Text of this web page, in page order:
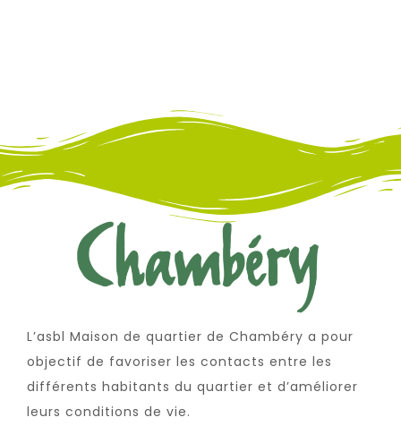
L’asbl Maison de quartier de Chambéry a pour
objectif de favoriser les contacts entre les
différents habitants du quartier et d’améliorer
leurs conditions de vie.